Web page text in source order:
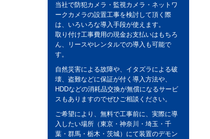
当社で防犯カメラ・監視カメラ・ネットワ
ークカメラの設置工事を検討して頂く際
は、いろいろな導入手段が使えます。
取り付け工事費用の現金お支払いはもちろ
ん、リースやレンタルでの導入も可能で
す。
自然災害による故障や、イタズラによる破
壊、盗難などに保証が付く導入方法や、
HDDなどの消耗品交換が無償になるサービ
スもありますのでぜひご相談ください。
ご希望により、無料で工事前に、実際に導
入したい場所（東京・神奈川・埼玉・千
葉・群馬・栃木・茨城）にて装置のデモン